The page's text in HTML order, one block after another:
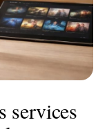
services